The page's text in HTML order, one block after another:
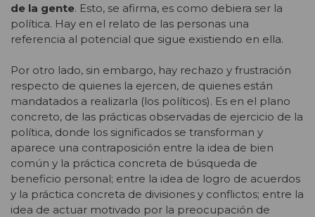
de la gente. Esto, se afirma, es como debiera ser la
política. Hay en el relato de las personas una
referencia al potencial que sigue existiendo en ella.
Por otro lado, sin embargo, hay rechazo y frustración
respecto de quienes la ejercen, de quienes están
mandatados a realizarla (los políticos). Es en el plano
concreto, de las prácticas observadas de ejercicio de la
política, donde los significados se transforman y
aparece una contraposición entre la idea de bien
común y la práctica concreta de búsqueda de
beneficio personal; entre la idea de logro de acuerdos
y la práctica concreta de divisiones y conflictos; entre la
idea de actuar motivado por la preocupación de